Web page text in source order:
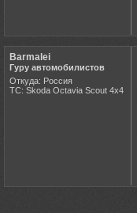
Barmalei
Гуру автомобилистов
Откуда: Россия
ТС: Skoda Octavia Scout 4x4